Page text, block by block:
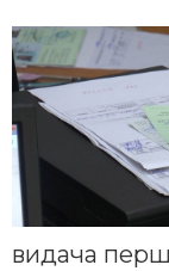
видача